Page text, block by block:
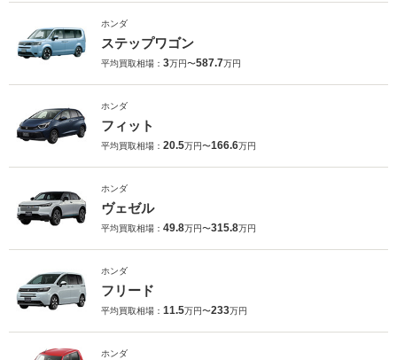
ホンダ
ステップワゴン
平均買取相場： 3万円〜587.7万円
ホンダ
フィット
平均買取相場： 20.5万円〜166.6万円
ホンダ
ヴェゼル
平均買取相場： 49.8万円〜315.8万円
ホンダ
フリード
平均買取相場： 11.5万円〜233万円
ホンダ